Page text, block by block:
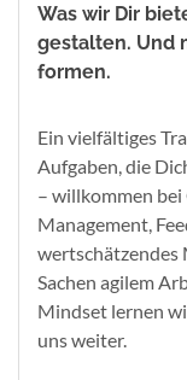
Was wir Dir
gestalten. Und
formen.
Ein vielfältiges
Aufgaben, die
– willkommen
Management,
wertschätzendes
Sachen agilem
Mindset lernen
uns weiter.